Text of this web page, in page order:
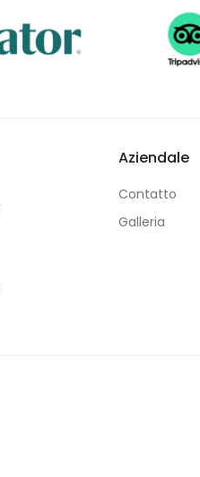
Aziendale
Contatto
Galleria